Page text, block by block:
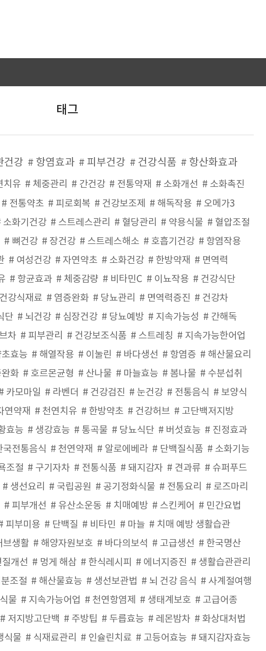
태그
건강 항염효과 피부건강 건강식품
항산화효과
치유 체중관리 간건강 전통약재 소화개선
소화촉진
전통약초 피로회복 건강보조제 해독작용
오메가3
소화기건강 스트레스관리 혈당관리 약용식물
혈압조절
뼈건강 장건강 스트레스해소 호흡기건강
항염작용
여성건강 자연약초 소화건강 한방약재
면역력
항균효과 체중감량 비타민C 이뇨작용
건강식단
건강식재료 염증완화 당뇨관리 면역력증진
건강차
단 뇌건강 심장건강 당뇨예방 지속가능성
간해독
차 피부관리 건강보조식품 스트레칭
지속가능한어업
초효능 해열작용 이눌린 바다생선 항염증
해산물요리
화 호르몬균형 산나물 마늘효능 봄나물
수분섭취
카모마일 라벤더 건강검진 눈건강 전통음식
보양식
연약재 천연치유 한방약초 건강허브
고단백저지방
효능 생강효능 통곡물 당뇨식단 버섯효능
진정효과
국전통음식 천연약재 알로에베라 단백질식품
소화기능
조절 구기자차 전통식품 돼지감자 견과류
슈퍼푸드
생선요리 국립공원 공기정화식물 전통요리
로즈마리
피부개선 유산소운동 치매예방 스킨케어
민간요법
피부미용 단백질 비타민 마늘
치매 예방 생활습관
브생활 해양자원보호 바다의보석 고급생선
한국명산
개선 멍게 해삼 한식레시피 에너지증진
생활습관관리
조절 해산물효능 생선보관법 뇌 건강 음식
사계절여행
물 지속가능어업 천연항염제 생태계보호
고급어종
저지방고단백 주방팁 두릅효능 레몬밤차
화상대처법
식물 식재료관리 인슐린치료 고등어효능
돼지감자효능